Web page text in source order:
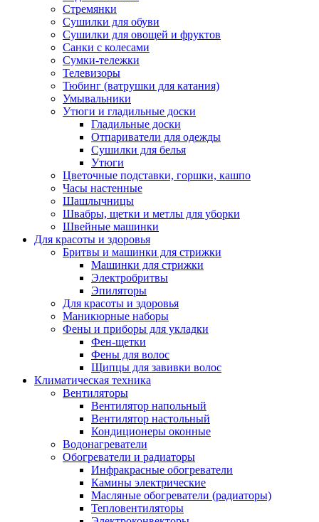
Стремянки
Сушилки для обуви
Сушилки для овощей и фруктов
Санки с колесами
Сумки-тележки
Телевизоры
Тюбинг (ватрушки для катания)
Умывальники
Утюги и гладильные доски
Гладильные доски
Отпариватели для одежды
Сушилки для белья
Утюги
Цветочные подставки, горшки, кашпо
Часы настенные
Шашлычницы
Швабры, щетки и метлы для уборки
Швейные машинки
Для красоты и здоровья
Бритвы и машинки для стрижки
Машинки для стрижки
Электробритвы
Эпиляторы
Для красоты и здоровья
Маникюрные наборы
Фены и приборы для укладки
Фен-щетки
Фены для волос
Щипцы для завивки волос
Климатическая техника
Вентиляторы
Вентилятор напольный
Вентилятор настольный
Кондиционеры оконные
Водонагреватели
Обогреватели и радиаторы
Инфракрасные обогреватели
Камины электрические
Масляные обогреватели (радиаторы)
Тепловентиляторы